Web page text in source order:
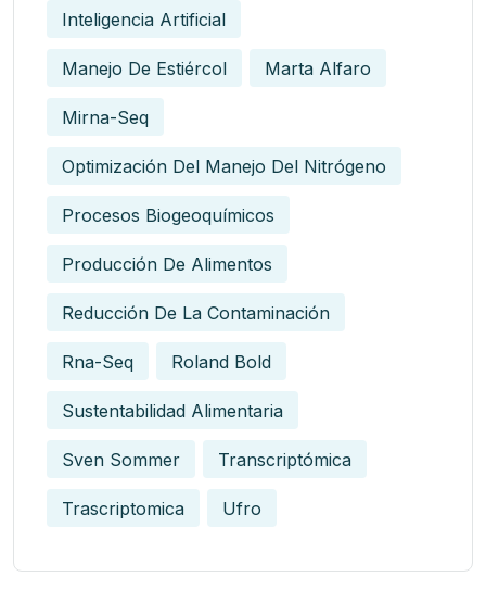
Inteligencia Artificial
Manejo De Estiércol Marta Alfaro
Mirna-Seq
Optimización Del Manejo Del Nitrógeno
Procesos Biogeoquímicos
Producción De Alimentos
Reducción De La Contaminación
Rna-Seq Roland Bold
Sustentabilidad Alimentaria
Sven Sommer Transcriptómica
Trascriptomica Ufro